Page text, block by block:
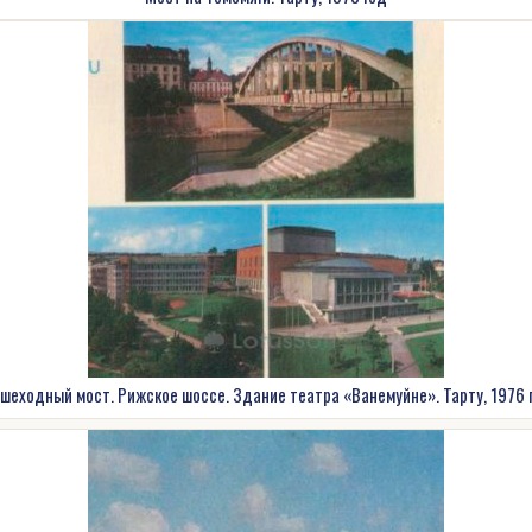
мост. Рижское шоссе. Здание театра «Ванемуйне». Тарту, 1976